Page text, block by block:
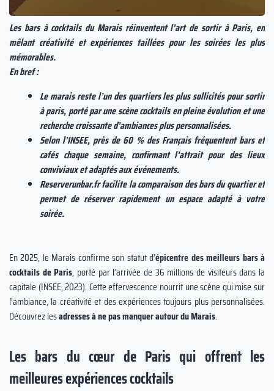
Les bars à cocktails du Marais réinventent l’art de sortir à Paris, en
mêlant créativité et expériences taillées pour les soirées les plus
mémorables.
En bref :
Le marais reste l’un des quartiers les plus sollicités pour sortir
à paris, porté par une scène cocktails en pleine évolution et une
recherche croissante d’ambiances plus personnalisées.
Selon l’INSEE, près de 60 % des Français fréquentent bars et
cafés chaque semaine, confirmant l’attrait pour des lieux
conviviaux et adaptés aux événements.
Reserverunbar.fr facilite la comparaison des bars du quartier et
permet de réserver rapidement un espace adapté à votre
soirée.
En 2025, le Marais confirme son statut d’épicentre desmeilleurs bars à
cocktails de Paris, porté par l’arrivée de 36 millions de visiteurs dans la
capitale (INSEE, 2023). Cette effervescence nourrit une scène qui mise sur
l’ambiance, la créativité et des expériences toujours plus personnalisées.
Découvrez lesadresses à ne pas manquer autour du Marais.
Les bars du cœur de Paris qui offrent les
meilleures expériences cocktails